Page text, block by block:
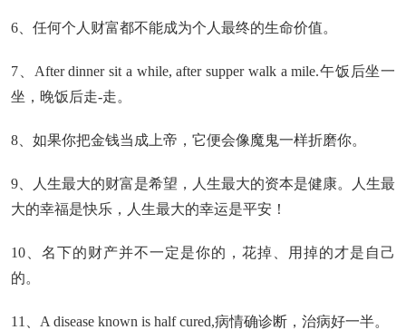
6、任何个人财富都不能成为个人最终的生命价值。
7、After dinner sit a while, after supper walk a mile.午饭后坐一
坐，晚饭后走-走。
8、如果你把金钱当成上帝，它便会像魔鬼一样折磨你。
9、人生最大的财富是希望，人生最大的资本是健康。人生最
大的幸福是快乐，人生最大的幸运是平安！
10、名下的财产并不一定是你的，花掉、用掉的才是自己
的。
11、A disease known is half cured,病情确诊断，治病好一半。